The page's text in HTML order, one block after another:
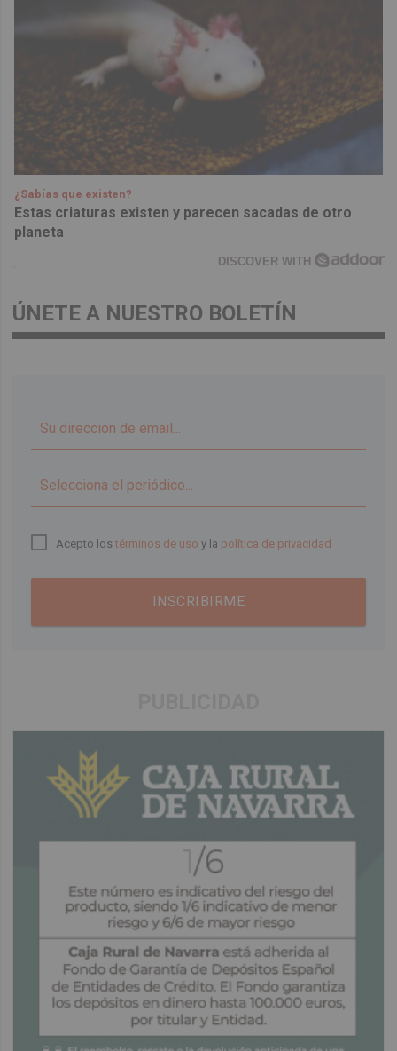
¿Sabías que existen?
Estas criaturas existen y parecen sacadas de otro
planeta
DISCOVER WITH
ÚNETE A NUESTRO BOLETÍN
Acepto lostérminos de uso y la política de privacidad
INSCRIBIRME